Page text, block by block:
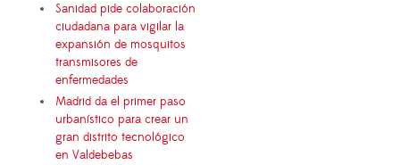
Sanidad pide colaboración
ciudadana para vigilar la
expansión de mosquitos
transmisores de
enfermedades
Madrid da el primer paso
urbanístico para crear un
gran distrito tecnológico
en Valdebebas